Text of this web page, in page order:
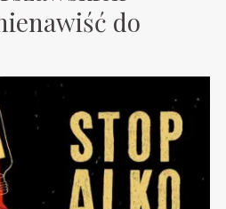
do